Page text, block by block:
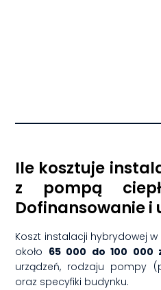
Ile kosztuje
z pompą
Dofinansowanie i
Koszt instalacji hybrydowej
około 65 000 do 100 000
urządzeń, rodzaju pompy
oraz specyfiki budynku.